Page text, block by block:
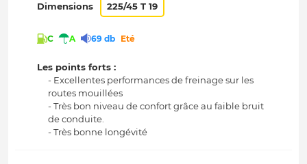
Dimensions 225/45 T 19
C A 69 db Eté
Les points forts :
- Excellentes performances de freinage sur les
routes mouillées
- Très bon niveau de confort grâce au faible bruit
de conduite.
- Très bonne longévité